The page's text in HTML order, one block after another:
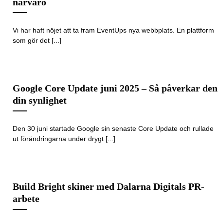
närvaro
Vi har haft nöjet att ta fram EventUps nya webbplats. En plattform
som gör det [...]
Google Core Update juni 2025 – Så påverkar den
din synlighet
Den 30 juni startade Google sin senaste Core Update och rullade
ut förändringarna under drygt [...]
Build Bright skiner med Dalarna Digitals PR-
arbete